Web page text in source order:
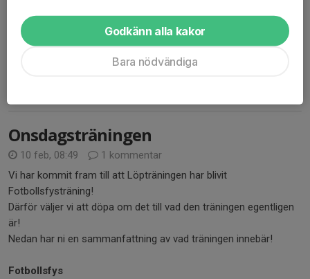
Nästa söndag är det ingen träning pga Påsk 🐣.
på onsdag 1/4 har vi Fotbollsfys som vanligt.
Påsklovsveckan (v15) är det inga träningar!
Onsdagsträningen
10 feb, 08:49
1 kommentar
Vi har kommit fram till att Löpträningen har blivit
Fotbollsfysträning!
Därför väljer vi att döpa om det till vad den träningen egentligen
är!
Nedan har ni en sammanfattning av vad träningen innebär!
Fotbollsfys
Godkänn alla kakor
Bara nödvändiga